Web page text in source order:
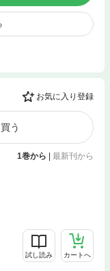
お気に入り登録
う
1巻から 最新刊から
試し読み カートへ